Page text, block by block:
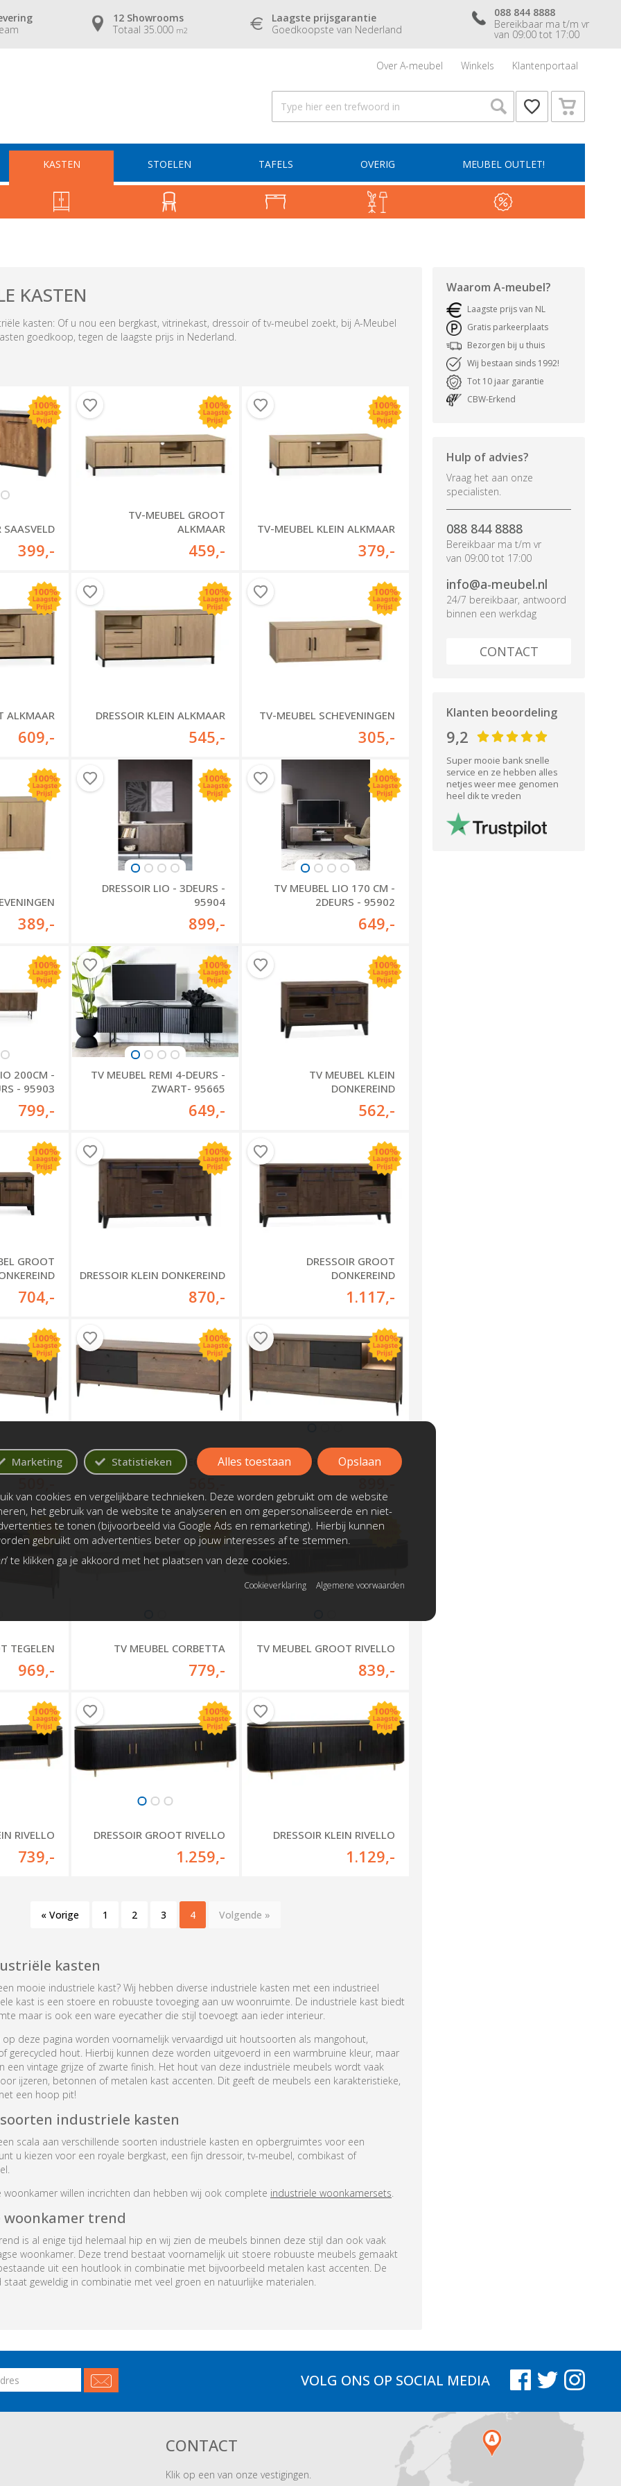
12 Showrooms
Totaal 35.000 m2
Laagste prijsgarantie
Goedkoopste van Nederland
088 844 8888
Bereikbaar ma t/m vr
van 09:00 tot 17:00
Over A-meubel Winkels Klantenportaal
KASTEN STOELEN TAFELS OVERIG MEUBEL OUTLET!
KASTEN
kasten: Of u nou een bergkast, vitrinekast, dressoir of tv-meubel zoekt, bij A-Meubel
goedkoop, tegen de laagste prijs in Nederland.
SAASVELD
399,-
TV-MEUBEL GROOT
ALKMAAR
459,-
TV-MEUBEL KLEIN ALKMAAR
379,-
ALKMAAR
609,-
DRESSOIR KLEIN ALKMAAR
545,-
TV-MEUBEL SCHEVENINGEN
305,-
389,-
DRESSOIR LIO - 3DEURS -
95904
899,-
TV MEUBEL LIO 170 CM -
2DEURS - 95902
649,-
200CM -
- 95903
799,-
TV MEUBEL REMI 4-DEURS -
ZWART- 95665
649,-
TV MEUBEL KLEIN
DONKEREIND
562,-
GROOT
704,-
DRESSOIR KLEIN DONKEREIND
870,-
DRESSOIR GROOT
DONKEREIND
1.117,-
TEGELEN TV MEUBEL GROOT TEGELEN DRESSOIR KLEIN TEGELEN
TEGELEN
969,-
TV MEUBEL CORBETTA
779,-
TV MEUBEL GROOT RIVELLO
839,-
RIVELLO
739,-
DRESSOIR GROOT RIVELLO
1.259,-
DRESSOIR KLEIN RIVELLO
1.129,-
« Vorige 1 2 3 4 Volgende »
kasten
mooie industriele kast? Wij hebben diverse industriele kasten met een industrieel
kast is een stoere en robuuste tovoeging aan uw woonruimte. De industriele kast biedt
maar is ook een ware eyecather die stijl toevoegt aan ieder interieur.
deze pagina worden voornamelijk vervaardigd uit houtsoorten als mangohout,
gerecycled hout. Hierbij kunnen deze worden uitgevoerd in een warmbruine kleur, maar
een vintage grijze of zwarte finish. Het hout van deze industriële meubels wordt vaak
ijzeren, betonnen of metalen kast accenten. Dit geeft de meubels een karakteristieke,
een hoop pit!
industriele kasten
scala aan verschillende soorten industriele kasten en opbergruimtes voor een
u kiezen voor een royale bergkast, een fijn dressoir, tv-meubel, combikast of
woonkamer willen incrichten dan hebben wij ook complete industriele woonkamersets.
woonkamer trend
is al enige tijd helemaal hip en wij zien de meubels binnen deze stijl dan ook vaak
woonkamer. Deze trend bestaat voornamelijk uit stoere robuuste meubels gemaakt
uit een houtlook in combinatie met bijvoorbeeld metalen kast accenten. De
geweldig in combinatie met veel groen en natuurlijke materialen.
Waarom A-meubel?
Laagste prijs van NL
Gratis parkeerplaats
Bezorgen bij u thuis
Wij bestaan sinds 1992!
Tot 10 jaar garantie
CBW-Erkend
Hulp of advies?
Vraag het aan onze
specialisten.
088 844 8888
Bereikbaar ma t/m vr
van 09:00 tot 17:00
info@a-meubel.nl
24/7 bereikbaar, antwoord
binnen een werkdag
CONTACT
Klanten beoordeling
9,2
Super mooie bank snelle
service en ze hebben alles
netjes weer mee genomen
heel dik te vreden
VOLG ONS OP SOCIAL MEDIA
CONTACT
Klik op een van onze vestigingen.
Marketing Statistieken
van cookies en vergelijkbare technieken. Deze worden gebruikt om de website
het gebruik van de website te analyseren en om gepersonaliseerde en niet-
te tonen (bijvoorbeeld via Google Ads en remarketing). Hierbij kunnen
gebruikt om advertenties beter op jouw interesses af te stemmen.
’ te klikken ga je akkoord met het plaatsen van deze cookies.
Alles toestaan Opslaan
Cookieverklaring Algemene voorwaarden